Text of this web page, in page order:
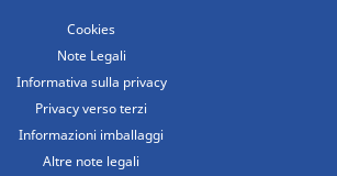
Cookies
Note Legali
Informativa sulla privacy
Privacy verso terzi
Informazioni imballaggi
Altre note legali